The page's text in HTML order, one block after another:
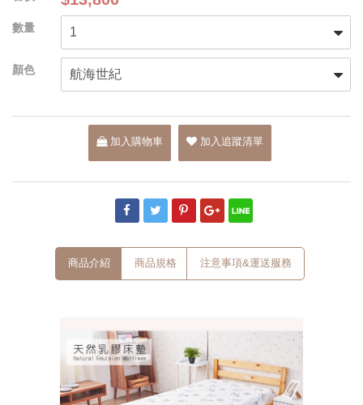
加入購物車 加入追蹤清單
商品介紹 商品規格 注意事項&運送服務